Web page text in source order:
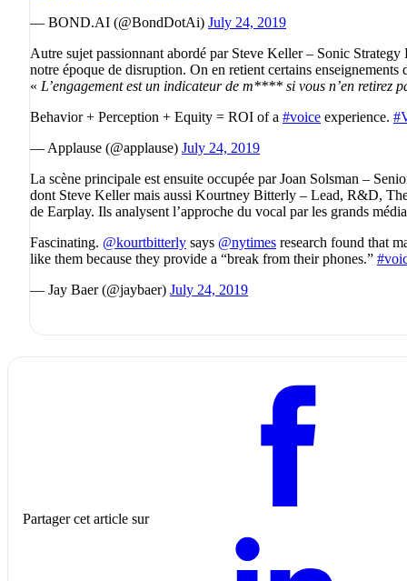
— BOND.AI (@BondDotAi) July 24, 2019
Autre sujet passionnant abordé par Steve Keller – Sonic
notre époque de disruption. On en retient certains enseignements
« L’engagement est un indicateur de m**** si vous n’en retirez
Behavior + Perception + Equity = ROI of a #voice experience.
— Applause (@applause) July 24, 2019
La scène principale est ensuite occupée par Joan Solsman –
dont Steve Keller mais aussi Kourtney Bitterly – Lead, R&D,
de Earplay. Ils analysent l’approche du vocal par les grands
Fascinating. @kourtbitterly says @nytimes research found that
like them because they provide a “break from their phones.”
— Jay Baer (@jaybaer) July 24, 2019
Partager cet article sur